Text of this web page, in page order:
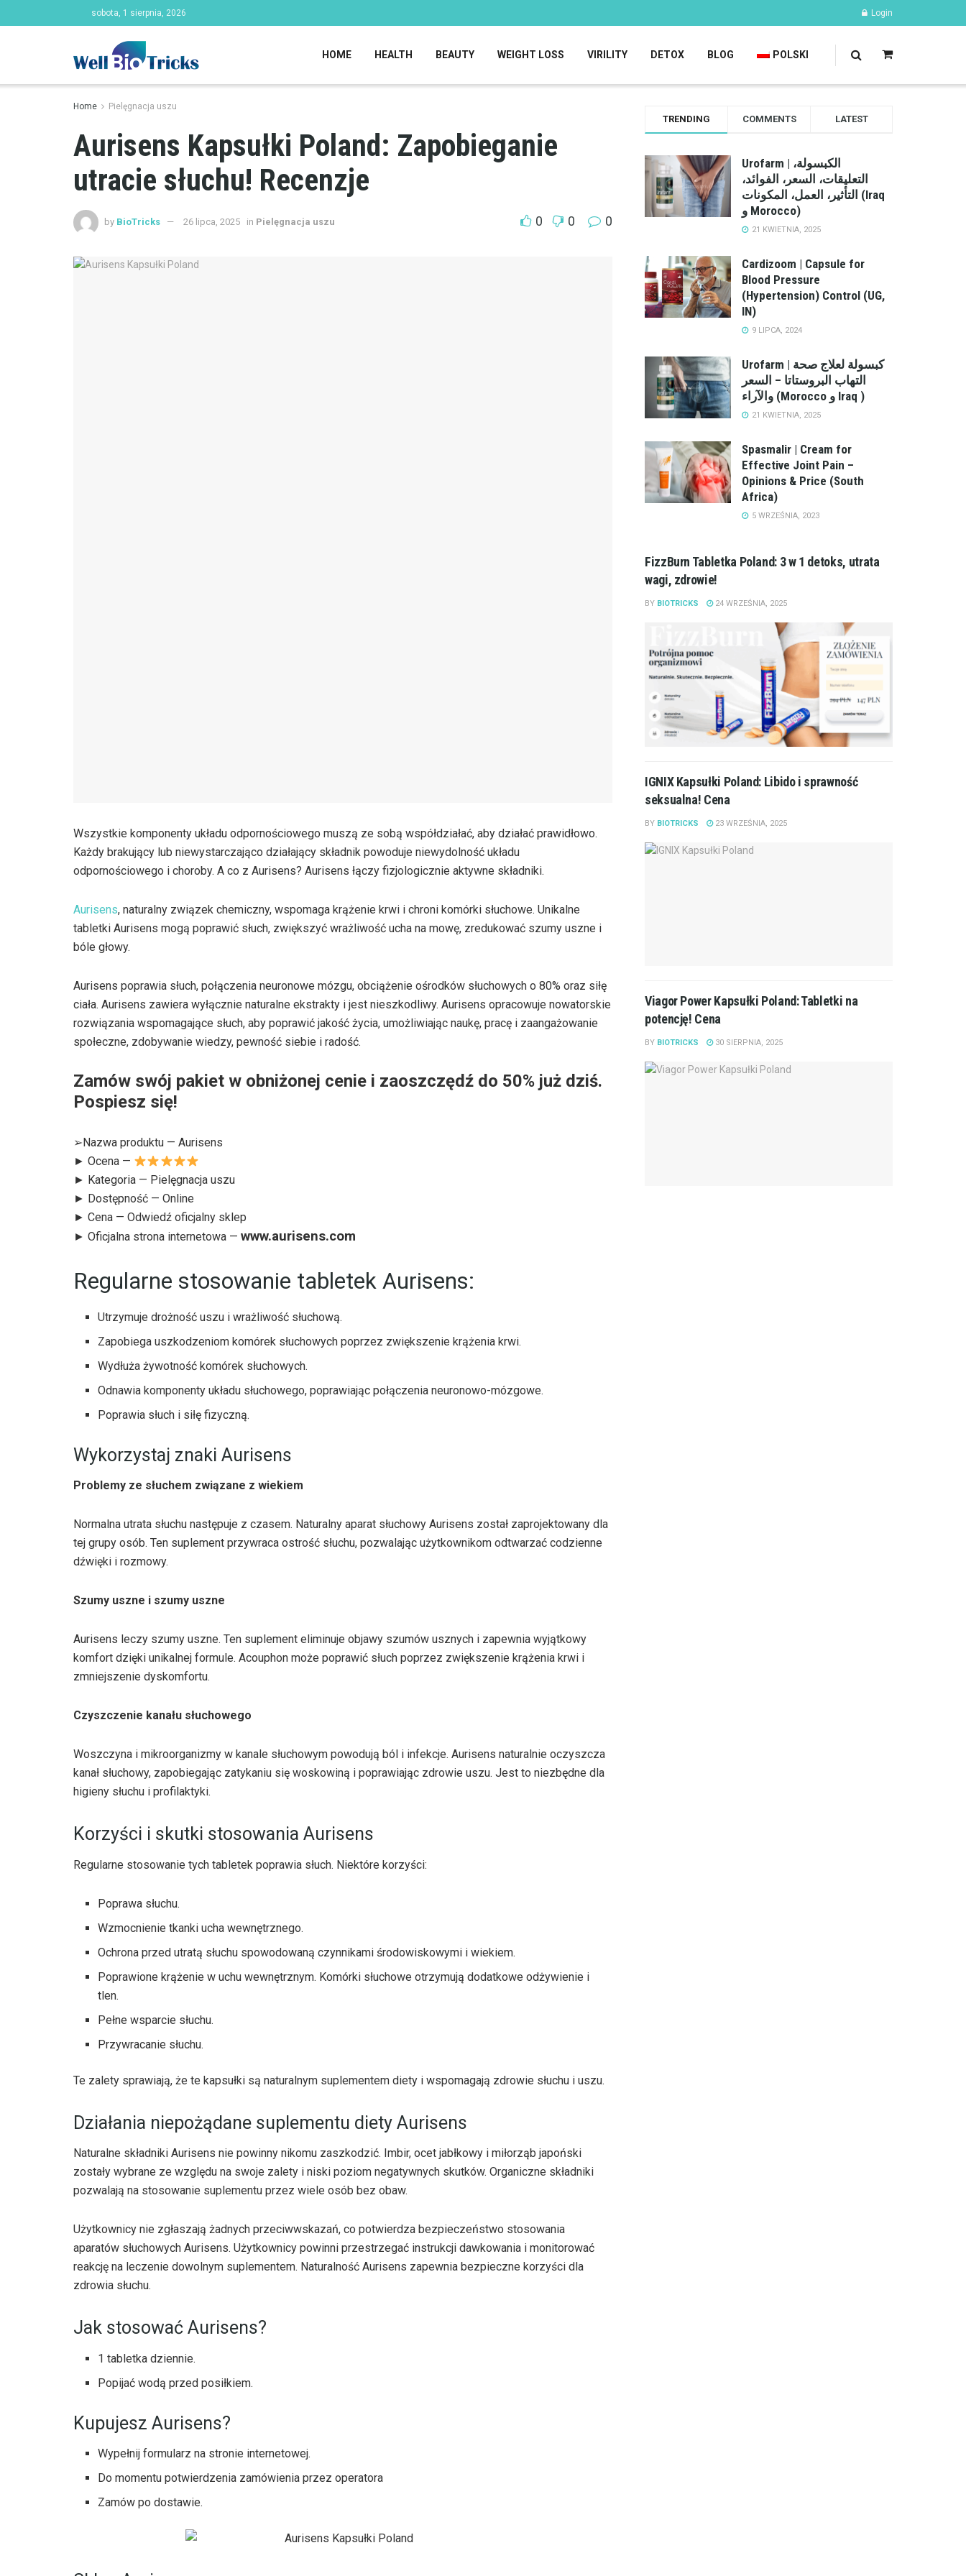
sobota, 1 sierpnia, 2026 Login
HOME HEALTH BEAUTY WEIGHT LOSS VIRILITY DETOX BLOG POLSKI
Home Pielęgnacja uszu
Aurisens Kapsułki Poland: Zapobieganie
utracie słuchu! Recenzje
by BioTricks 26 lipca, 2025 in Pielęgnacja uszu 0 0 0
Wszystkie komponenty układu odpornościowego muszą ze sobą współdziałać, aby działać prawidłowo.
Każdy brakujący lub niewystarczająco działający składnik powoduje niewydolność układu
odpornościowego i choroby. A co z Aurisens? Aurisens łączy fizjologicznie aktywne składniki.
Aurisens, naturalny związek chemiczny, wspomaga krążenie krwi i chroni komórki słuchowe. Unikalne
tabletki Aurisens mogą poprawić słuch, zwiększyć wrażliwość ucha na mowę, zredukować szumy uszne i
bóle głowy.
Aurisens poprawia słuch, połączenia neuronowe mózgu, obciążenie ośrodków słuchowych o 80% oraz siłę
ciała. Aurisens zawiera wyłącznie naturalne ekstrakty i jest nieszkodliwy. Aurisens opracowuje nowatorskie
rozwiązania wspomagające słuch, aby poprawić jakość życia, umożliwiając naukę, pracę i zaangażowanie
społeczne, zdobywanie wiedzy, pewność siebie i radość.
Zamów swój pakiet w obniżonej cenie i zaoszczędź do 50% już dziś.
Pospiesz się!
➢Nazwa produktu — Aurisens
► Ocena —
► Kategoria — Pielęgnacja uszu
► Dostępność — Online
► Cena — Odwiedź oficjalny sklep
► Oficjalna strona internetowa — www.aurisens.com
Regularne stosowanie tabletek Aurisens:
Utrzymuje drożność uszu i wrażliwość słuchową.
Zapobiega uszkodzeniom komórek słuchowych poprzez zwiększenie krążenia krwi.
Wydłuża żywotność komórek słuchowych.
Odnawia komponenty układu słuchowego, poprawiając połączenia neuronowo-mózgowe.
Poprawia słuch i siłę fizyczną.
Wykorzystaj znaki Aurisens
Problemy ze słuchem związane z wiekiem
Normalna utrata słuchu następuje z czasem. Naturalny aparat słuchowy Aurisens został zaprojektowany dla
tej grupy osób. Ten suplement przywraca ostrość słuchu, pozwalając użytkownikom odtwarzać codzienne
dźwięki i rozmowy.
Szumy uszne i szumy uszne
Aurisens leczy szumy uszne. Ten suplement eliminuje objawy szumów usznych i zapewnia wyjątkowy
komfort dzięki unikalnej formule. Acouphon może poprawić słuch poprzez zwiększenie krążenia krwi i
zmniejszenie dyskomfortu.
Czyszczenie kanału słuchowego
Woszczyna i mikroorganizmy w kanale słuchowym powodują ból i infekcje. Aurisens naturalnie oczyszcza
kanał słuchowy, zapobiegając zatykaniu się woskowiną i poprawiając zdrowie uszu. Jest to niezbędne dla
higieny słuchu i profilaktyki.
Korzyści i skutki stosowania Aurisens
Regularne stosowanie tych tabletek poprawia słuch. Niektóre korzyści:
Poprawa słuchu.
Wzmocnienie tkanki ucha wewnętrznego.
Ochrona przed utratą słuchu spowodowaną czynnikami środowiskowymi i wiekiem.
Poprawione krążenie w uchu wewnętrznym. Komórki słuchowe otrzymują dodatkowe odżywienie i
tlen.
Pełne wsparcie słuchu.
Przywracanie słuchu.
Te zalety sprawiają, że te kapsułki są naturalnym suplementem diety i wspomagają zdrowie słuchu i uszu.
Działania niepożądane suplementu diety Aurisens
Naturalne składniki Aurisens nie powinny nikomu zaszkodzić. Imbir, ocet jabłkowy i miłorząb japoński
zostały wybrane ze względu na swoje zalety i niski poziom negatywnych skutków. Organiczne składniki
pozwalają na stosowanie suplementu przez wiele osób bez obaw.
Użytkownicy nie zgłaszają żadnych przeciwwskazań, co potwierdza bezpieczeństwo stosowania
aparatów słuchowych Aurisens. Użytkownicy powinni przestrzegać instrukcji dawkowania i monitorować
reakcję na leczenie dowolnym suplementem. Naturalność Aurisens zapewnia bezpieczne korzyści dla
zdrowia słuchu.
Jak stosować Aurisens?
1 tabletka dziennie.
Popijać wodą przed posiłkiem.
Kupujesz Aurisens?
Wypełnij formularz na stronie internetowej.
Do momentu potwierdzenia zamówienia przez operatora
Zamów po dostawie.
TRENDING COMMENTS LATEST
Urofarm | الكبسولة،
التعليقات، السعر، الفوائد،
التأثير، العمل، المكونات (Iraq
و Morocco)
21 KWIETNIA, 2025
Cardizoom | Capsule for
Blood Pressure
(Hypertension) Control (UG,
IN)
9 LIPCA, 2024
Urofarm | كبسولة لعلاج صحة
التهاب البروستاتا – السعر
والآراء (Morocco و Iraq )
21 KWIETNIA, 2025
Spasmalir | Cream for
Effective Joint Pain –
Opinions & Price (South
Africa)
5 WRZEŚNIA, 2023
FizzBurn Tabletka Poland: 3 w 1 detoks, utrata
wagi, zdrowie!
BY BIOTRICKS 24 WRZEŚNIA, 2025
IGNIX Kapsułki Poland: Libido i sprawność
seksualna! Cena
BY BIOTRICKS 23 WRZEŚNIA, 2025
Viagor Power Kapsułki Poland: Tabletki na
potencję! Cena
BY BIOTRICKS 30 SIERPNIA, 2025